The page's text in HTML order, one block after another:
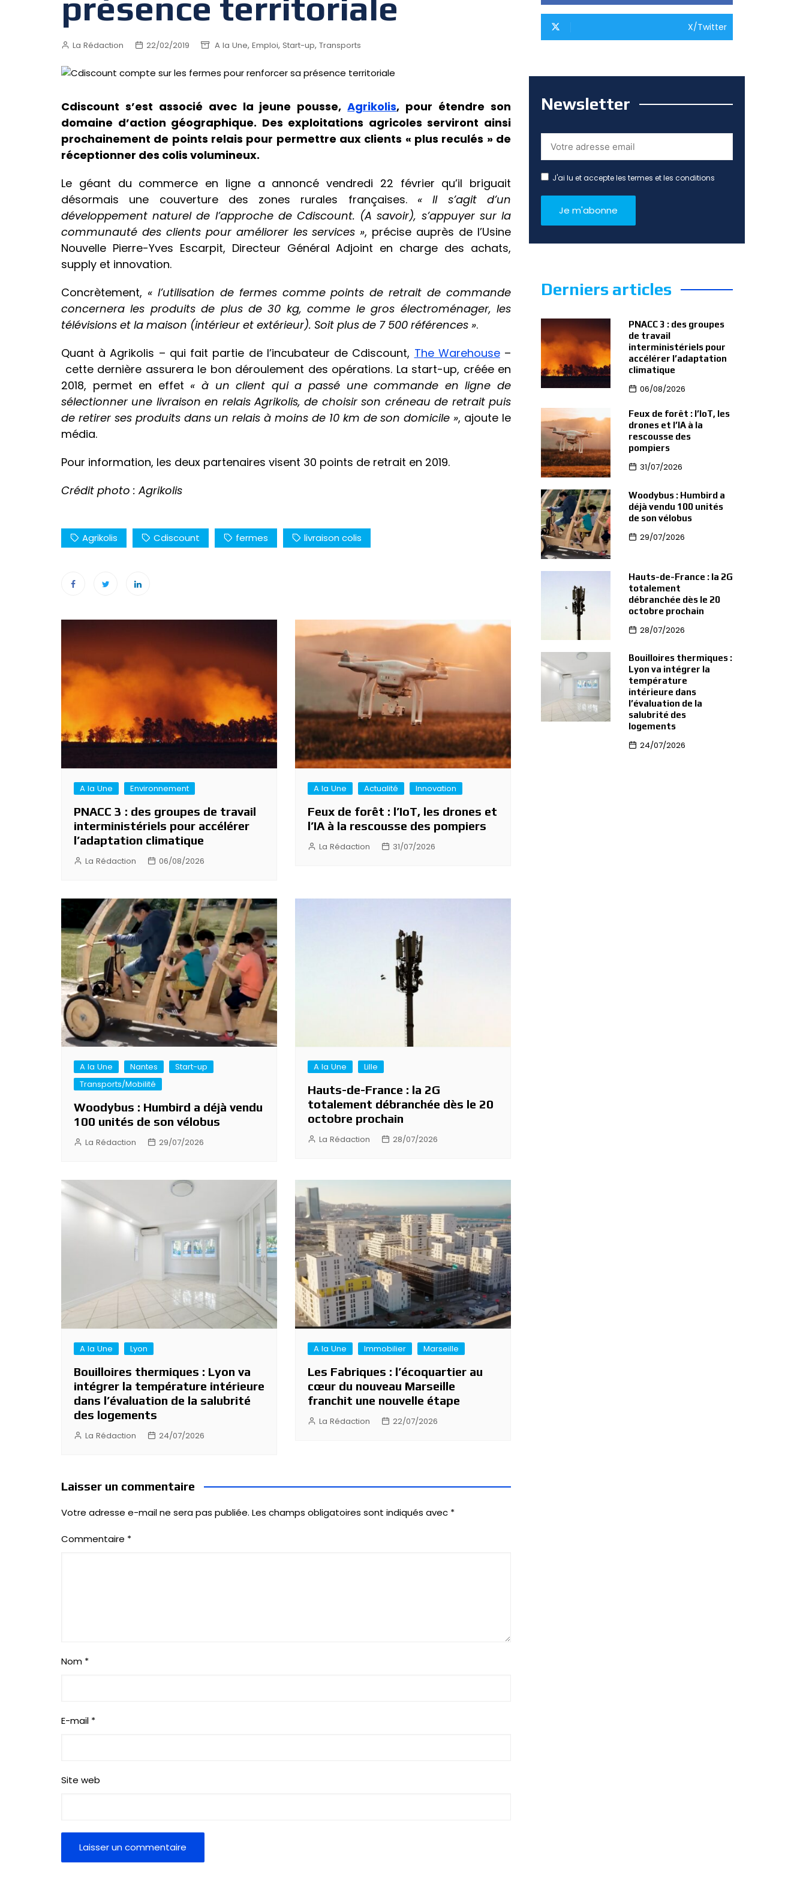
La Rédaction 22/02/2019 A la Une, Emploi, Start-up, Transports
Cdiscount s’est associé avec la jeune pousse,Agrikolis, pour étendre son
domaine d’action géographique. Des exploitations agricoles serviront ainsi
prochainement de points relais pour permettre aux clients « plus reculés » de
réceptionner des colis volumineux.
Le géant du commerce en ligne a annoncé vendredi 22 février qu’il briguait
désormais une couverture des zones rurales françaises. « Il s’agit d’un
développement naturel de l’approche de Cdiscount. (A savoir), s’appuyer sur la
communauté des clients pour améliorer les services », précise auprès de l’Usine
Nouvelle Pierre-Yves Escarpit, Directeur Général Adjoint en charge des achats,
supply et innovation.
Concrètement, « l’utilisation de fermes comme points de retrait de commande
concernera les produits de plus de 30 kg, comme le gros électroménager, les
télévisions et la maison (intérieur et extérieur). Soit plus de 7 500 références ».
Quant à Agrikolis – qui fait partie de l’incubateur de Cdiscount, The Warehouse–
cette dernière assurera le bon déroulement des opérations. La start-up, créée en
2018, permet en effet « à un client qui a passé une commande en ligne de
sélectionner une livraison en relais Agrikolis, de choisir son créneau de retrait puis
de retirer ses produits dans un relais à moins de 10 km de son domicile », ajoute le
média.
Pour information, les deux partenaires visent 30 points de retrait en 2019.
Crédit photo : Agrikolis
Agrikolis Cdiscount fermes livraison colis
de
l’article
A la Une Environnement
PNACC 3 : des groupes de travail
interministériels pour accélérer
l’adaptation climatique
La Rédaction 06/08/2026
A la Une Actualité Innovation
Feux de forêt : l’IoT, les drones et
l’IA à la rescousse des pompiers
La Rédaction 31/07/2026
A la Une Nantes
Start-up
Transports/Mobilité
Woodybus : Humbird a déjà vendu
100 unités de son vélobus
La Rédaction 29/07/2026
A la Une Lille
Hauts-de-France : la 2G
totalement débranchée dès le 20
octobre prochain
La Rédaction 28/07/2026
A la Une Lyon
Bouilloires thermiques : Lyon va
intégrer la température intérieure
dans l’évaluation de la salubrité
des logements
La Rédaction 24/07/2026
A la Une Immobilier Marseille
Les Fabriques : l’écoquartier au
cœur du nouveau Marseille
franchit une nouvelle étape
La Rédaction 22/07/2026
Laisser un commentaire
Votre adresse e-mail ne sera pas publiée. Les champs obligatoires sont indiqués avec *
Commentaire *
Nom *
E-mail *
Site web
X/Twitter
Newsletter
J'ai lu et accepte les termes et les conditions
Derniers articles
PNACC 3 : des groupes
de travail
interministériels pour
accélérer l’adaptation
climatique
06/08/2026
Feux de forêt : l’IoT, les
drones et l’IA à la
rescousse des
pompiers
31/07/2026
Woodybus : Humbird a
déjà vendu 100 unités
de son vélobus
29/07/2026
Hauts-de-France : la 2G
totalement
débranchée dès le 20
octobre prochain
28/07/2026
Bouilloires thermiques :
Lyon va intégrer la
température
intérieure dans
l’évaluation de la
salubrité des
logements
24/07/2026